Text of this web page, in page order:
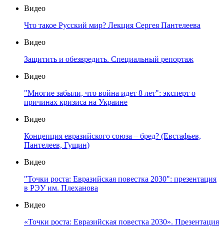
Видео
Что такое Русский мир? Лекция Сергея Пантелеева
Видео
Защитить и обезвредить. Специальный репортаж
Видео
"Многие забыли, что война идет 8 лет": эксперт о
причинах кризиса на Украине
Видео
Концепция евразийского союза – бред? (Евстафьев,
Пантелеев, Гущин)
Видео
"Точки роста: Евразийская повестка 2030": презентация
в РЭУ им. Плеханова
Видео
«Точки роста: Евразийская повестка 2030». Презентация